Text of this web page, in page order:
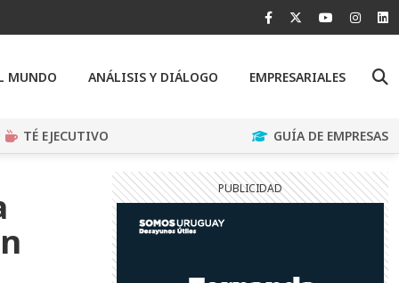
MUNDO ANÁLISIS Y DIÁLOGO EMPRESARIALES
TÉ EJECUTIVO GUÍA DE EMPRESAS